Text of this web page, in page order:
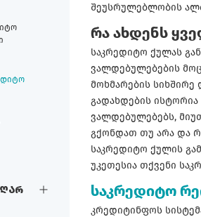
შეუსრულებლობის
რა ახდენს
საკრედიტო ქულას
ვალდებულებების
მოხმარების
გადახდების
ვალდებულებებს,
გქონდათ თუ არა და
საკრედიტო ქულის
უკეთესია თქვენი
საკრედიტო
კრედიტინფოს